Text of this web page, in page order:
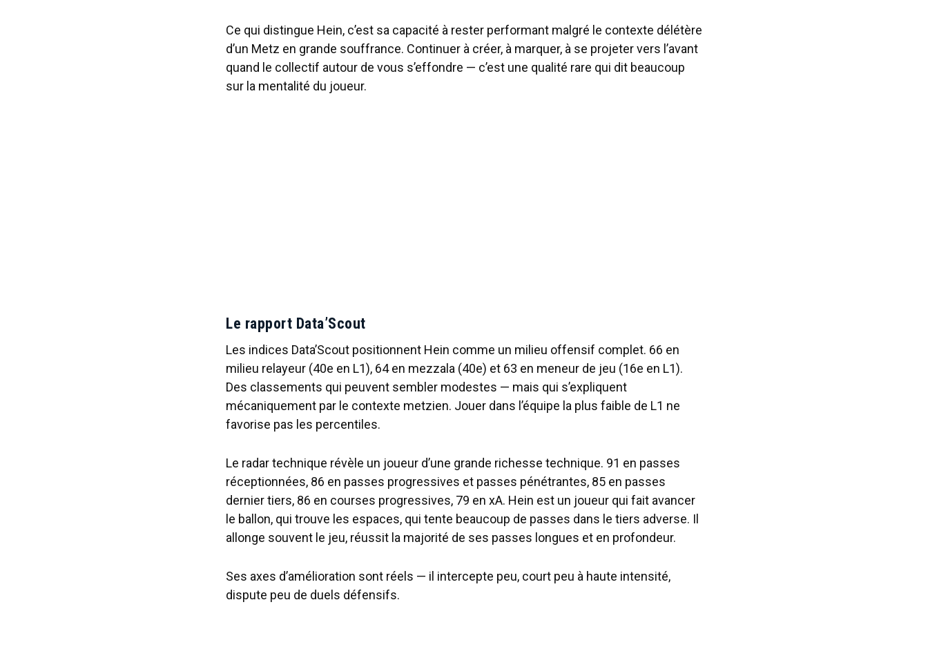
Ce qui distingue Hein, c’est sa capacité à rester performant malgré le contexte délétère
d’un Metz en grande souffrance. Continuer à créer, à marquer, à se projeter vers l’avant
quand le collectif autour de vous s’effondre — c’est une qualité rare qui dit beaucoup
sur la mentalité du joueur.
Le rapport Data’Scout
Les indices Data’Scout positionnent Hein comme un milieu offensif complet. 66 en
milieu relayeur (40e en L1), 64 en mezzala (40e) et 63 en meneur de jeu (16e en L1).
Des classements qui peuvent sembler modestes — mais qui s’expliquent
mécaniquement par le contexte metzien. Jouer dans l’équipe la plus faible de L1 ne
favorise pas les percentiles.
Le radar technique révèle un joueur d’une grande richesse technique. 91 en passes
réceptionnées, 86 en passes progressives et passes pénétrantes, 85 en passes
dernier tiers, 86 en courses progressives, 79 en xA. Hein est un joueur qui fait avancer
le ballon, qui trouve les espaces, qui tente beaucoup de passes dans le tiers adverse. Il
allonge souvent le jeu, réussit la majorité de ses passes longues et en profondeur.
Ses axes d’amélioration sont réels — il intercepte peu, court peu à haute intensité,
dispute peu de duels défensifs.